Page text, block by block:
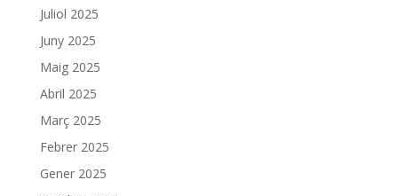
Juliol 2025
Juny 2025
Maig 2025
Abril 2025
Març 2025
Febrer 2025
Gener 2025